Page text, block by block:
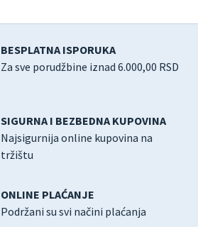
BESPLATNA ISPORUKA
Za sve porudžbine iznad 6.000,00 RSD
SIGURNA I BEZBEDNA KUPOVINA
Najsigurnija online kupovina na
tržištu
ONLINE PLAĆANJE
Podržani su svi načini plaćanja